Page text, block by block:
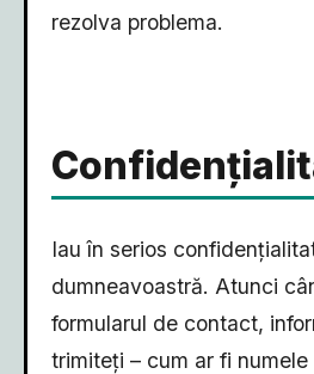
rezolva problema.
Iau în serios
dumneavoastră. Atunci
formularul de contact,
trimiteți – cum ar fi